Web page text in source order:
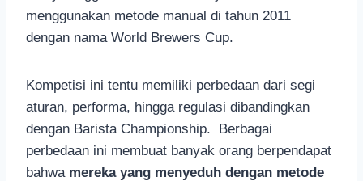
menggunakan metode manual di tahun 2011
dengan nama World Brewers Cup.
Kompetisi ini tentu memiliki perbedaan dari segi
aturan, performa, hingga regulasi dibandingkan
dengan Barista Championship. Berbagai
perbedaan ini membuat banyak orang berpendapat
bahwa mereka yang menyeduh dengan metode